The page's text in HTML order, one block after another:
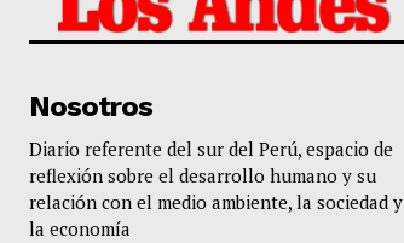
Nosotros
Diario referente del sur del Perú, espacio de
reflexión sobre el desarrollo humano y su
relación con el medio ambiente, la sociedad y
la economía